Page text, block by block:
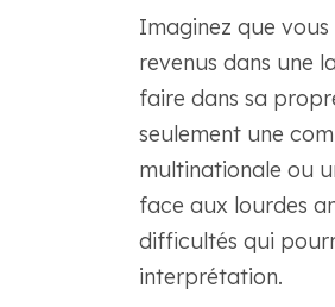
Imaginez que
revenus dans une
faire dans sa
seulement une
multinationale ou
face aux lourdes
difficultés qui
interprétation.